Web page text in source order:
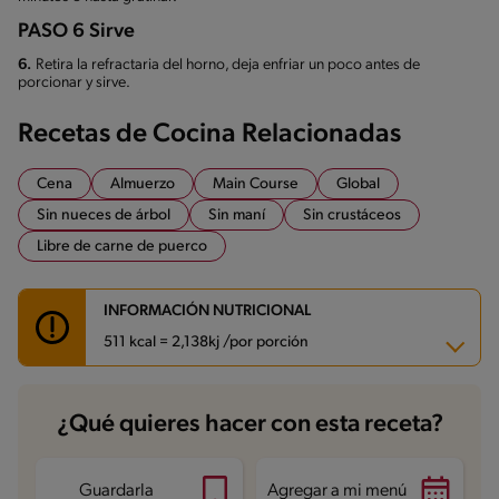
PASO 6 Sirve
6. Retira la refractaria del horno, deja enfriar un poco antes de
porcionar y sirve.
Recetas de Cocina Relacionadas
Cena Almuerzo Main Course
Global
Sin nueces de árbol
Sin maní
Sin crustáceos
Libre de carne de puerco
INFORMACIÓN NUTRICIONAL
511 kcal = 2,138kj /por porción
Carbohidratos 49.1 g
Energía 511 kcal
Proteína
¿Qué quieres hacer con esta receta?
Guardarla Agregar a mi menú